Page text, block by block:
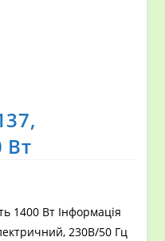
Вт
1400 Вт Інформація
230В/50 Гц